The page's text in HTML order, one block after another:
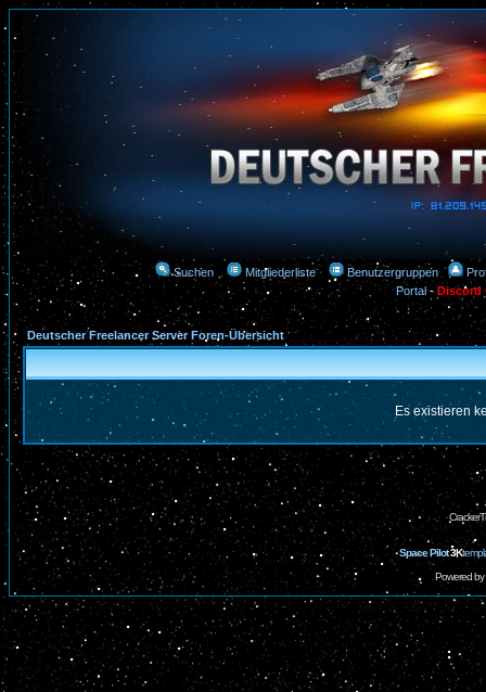
Suchen Mitgliederliste Benutzergruppen
Portal-Discord
Deutscher Freelancer Server Foren-Übersicht
Es existieren
Space Pilot3K
Powered by